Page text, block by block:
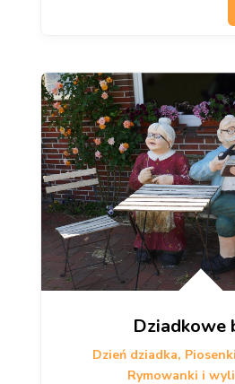
Dziadkowe
Dzień dziadka,
Rymowanki i